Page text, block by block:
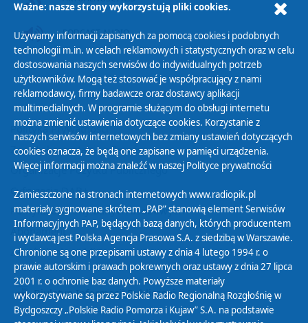
PODCAST AUDIO
Polityka Prywatności
Zasady korzystania z Serwisu
Organizacje Pożytku Publicznego
Cyfryzacja DAB+
Polityka ochrony danych osobowych
Abonament
Zamówienia publiczne
Biuletyn Informacji Publicznej
Ważne: nasze strony wykorzystują pliki cookies.
Używamy informacji zapisanych za pomocą cookies i podobnych
technologii m.in. w celach reklamowych i statystycznych oraz w celu
dostosowania naszych serwisów do indywidualnych potrzeb
użytkowników. Mogą też stosować je współpracujący z nami
reklamodawcy, firmy badawcze oraz dostawcy aplikacji
multimedialnych. W programie służącym do obsługi internetu
można zmienić ustawienia dotyczące cookies. Korzystanie z
naszych serwisów internetowych bez zmiany ustawień dotyczących
cookies oznacza, że będą one zapisane w pamięci urządzenia.
Więcej informacji można znaleźć w naszej Polityce prywatności
Zamieszczone na stronach internetowych www.radiopik.pl
materiały sygnowane skrótem „PAP” stanowią element Serwisów
Informacyjnych PAP, będących bazą danych, których producentem
i wydawcą jest Polska Agencja Prasowa S.A. z siedzibą w Warszawie.
Chronione są one przepisami ustawy z dnia 4 lutego 1994 r. o
prawie autorskim i prawach pokrewnych oraz ustawy z dnia 27 lipca
2001 r. o ochronie baz danych. Powyższe materiały
wykorzystywane są przez Polskie Radio Regionalną Rozgłośnię w
Bydgoszczy „Polskie Radio Pomorza i Kujaw” S.A. na podstawie